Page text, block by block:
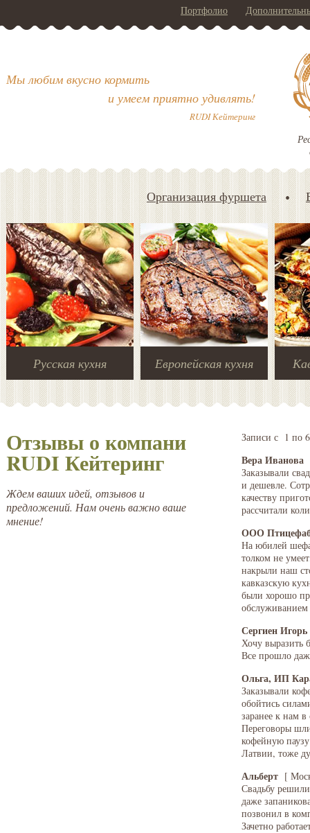
Портфолио
Мы любим вкусно кормить
и умеем приятно удивлять!
RUDI Кейтеринг
Организация фуршета
Русская кухня Европейская кухня
Отзывы о компани
RUDI Кейтеринг
Ждем ваших идей, отзывов и
предложений. Нам очень важно ваше
мнение!
Записи с 1 по
Вера Иванова
Заказывали
и дешевле.
качеству
рассчитали
ООО
На юбилей
толком не
накрыли наш
кавказскую
были хорошо
Сергиен Игорь
Хочу выразить
Все прошло
Ольга, ИП
Заказывали
обойтись
заранее к нам
Переговоры
кофейную
Латвии, тоже
Альберт [
Свадьбу
даже
позвонил в
Зачетно